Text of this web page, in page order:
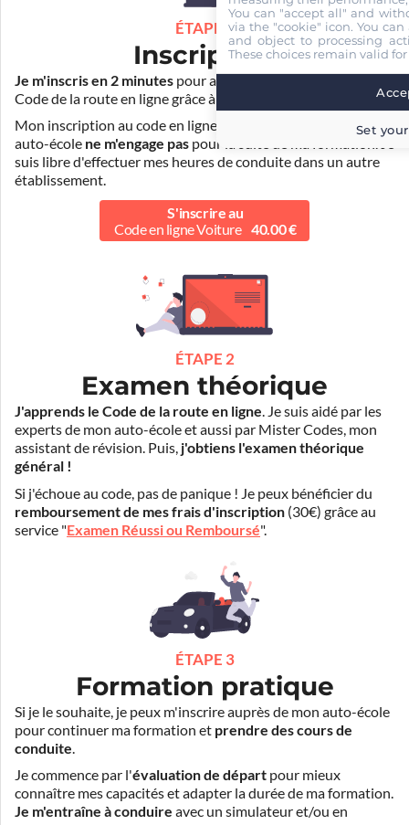
ÉTAPE 1
Inscription
Je m'inscris en 2 minutes pour accéder à ma formation au
Code de la route en ligne grâce à
Mon inscription au code en ligne voiture auprès de mon
auto-école ne m'engage pas pour la suite de ma formation. Je
suis libre d'effectuer mes heures de conduite dans un autre
établissement.
S'inscrire au
Code en ligne Voiture 40.00 €
ÉTAPE 2
Examen théorique
J'apprends le Code de la route en ligne. Je suis aidé par les
experts de mon auto-école et aussi par Mister Codes, mon
assistant de révision. Puis, j'obtiens l'examen théorique
général !
Si j'échoue au code, pas de panique ! Je peux bénéficier du
remboursement de mes frais d'inscription (30€) grâce au
service "Examen Réussi ou Remboursé".
ÉTAPE 3
Formation pratique
Si je le souhaite, je peux m'inscrire auprès de mon auto-école
pour continuer ma formation et prendre des cours de
conduite.
Je commence par l'évaluation de départ pour mieux
connaître mes capacités et adapter la durée de ma formation.
Je m'entraîne à conduire avec un simulateur et/ou en
You can "accept all" and
via the "cookie" icon. You
and object to processing
These choices remain valid
Set